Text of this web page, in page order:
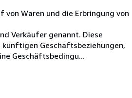
Waren und die Erbringung von
Verkäufer genannt. Diese
Geschäftsbeziehungen,
Geschäftsbedingu...